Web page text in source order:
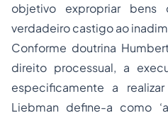
objetivo expropriar bens
verdadeiro castigo ao
Conforme doutrina
direito processual, a
especificamente a
Liebman define-a como